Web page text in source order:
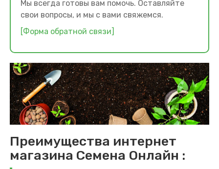
Мы всегда готовы вам помочь. Оставляйте
свои вопросы, и мы с вами свяжемся.
[Форма обратной связи]
Преимущества интернет
магазина Семена Онлайн :